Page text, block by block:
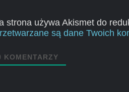
strona używa Akismet do
są dane Twoich
KOMENTARZY